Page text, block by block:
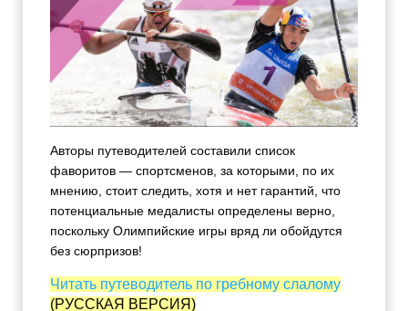
Авторы путеводителей составили список
фаворитов — спортсменов, за которыми, по их
мнению, стоит следить, хотя и нет гарантий, что
потенциальные медалисты определены верно,
поскольку Олимпийские игры вряд ли обойдутся
без сюрпризов!
Читать путеводитель по гребному слалому
(РУССКАЯ ВЕРСИЯ)